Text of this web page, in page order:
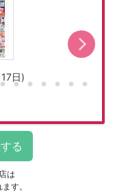
日)
は
す。